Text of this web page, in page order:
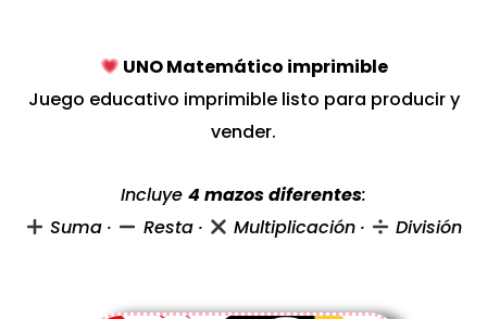
UNO Matemático imprimible
Juego educativo imprimible listo para producir y
vender.
Incluye 4 mazos diferentes:
Suma ·
Resta · Multiplicación · División